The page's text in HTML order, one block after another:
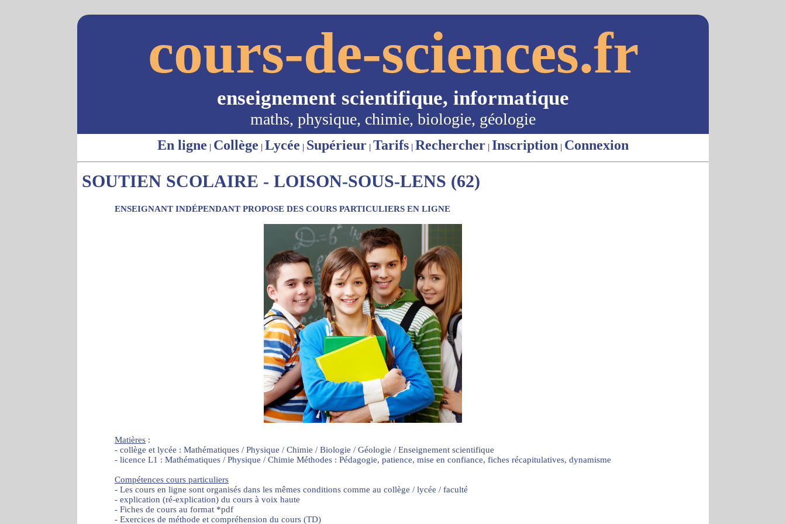
cours-de-sciences.fr
enseignement scientifique, informatique
maths, physique, chimie, biologie, géologie
En ligne | Collège | Lycée | Supérieur | Tarifs | Rechercher | Inscription | Connexion
SOUTIEN SCOLAIRE - LOISON-SOUS-LENS (62)
ENSEIGNANT INDÉPENDANT PROPOSE DES COURS PARTICULIERS EN LIGNE
Matières :
- collège et lycée : Mathématiques / Physique / Chimie / Biologie / Géologie / Enseignement scientifique
- licence L1 : Mathématiques / Physique / Chimie Méthodes : Pédagogie, patience, mise en confiance, fiches récapitulatives, dynamisme
Compétences cours particuliers
- Les cours en ligne sont organisés dans les mêmes conditions comme au collège / lycée / faculté
- explication (ré-explication) du cours à voix haute
- Fiches de cours au format *pdf
- Exercices de méthode et compréhension du cours (TD)